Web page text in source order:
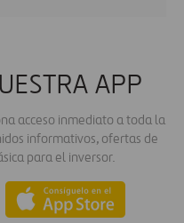
APP
acceso inmediato a toda la
informativos, ofertas de
para el inversor.